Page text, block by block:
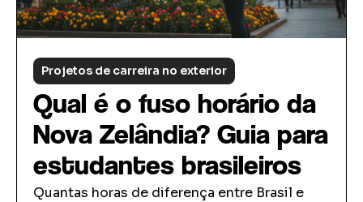
Projetos de carreira no exterior
Qual é o fuso horário da
Nova Zelândia? Guia para
estudantes brasileiros
Quantas horas de diferença entre Brasil e